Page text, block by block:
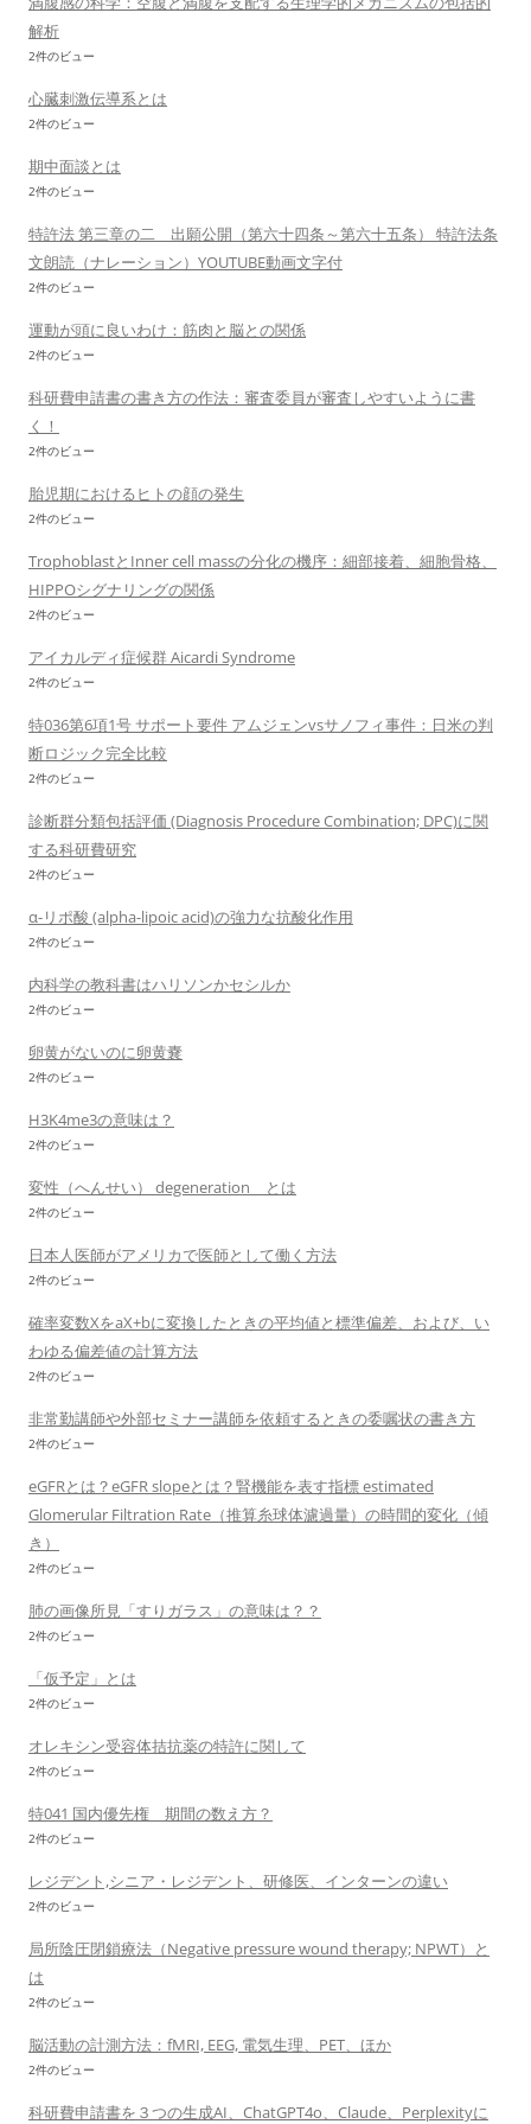
解析
2件のビュー
心臓刺激伝導系とは
2件のビュー
期中面談とは
2件のビュー
特許法 第三章の二 出願公開（第六十四条～第六十五条） 特許法条
文朗読（ナレーション）YOUTUBE動画文字付
2件のビュー
運動が頭に良いわけ：筋肉と脳との関係
2件のビュー
科研費申請書の書き方の作法：審査委員が審査しやすいように書
く！
2件のビュー
胎児期におけるヒトの顔の発生
2件のビュー
TrophoblastとInner cell massの分化の機序：細部接着、細胞骨格、
HIPPOシグナリングの関係
2件のビュー
アイカルディ症候群 Aicardi Syndrome
2件のビュー
特036第6項1号 サポート要件 アムジェンvsサノフィ事件：日米の判
断ロジック完全比較
2件のビュー
診断群分類包括評価 (Diagnosis Procedure Combination; DPC)に関
する科研費研究
2件のビュー
α-リポ酸 (alpha-lipoic acid)の強力な抗酸化作用
2件のビュー
内科学の教科書はハリソンかセシルか
2件のビュー
卵黄がないのに卵黄嚢
2件のビュー
H3K4me3の意味は？
2件のビュー
変性（へんせい） degeneration とは
2件のビュー
日本人医師がアメリカで医師として働く方法
2件のビュー
確率変数XをaX+bに変換したときの平均値と標準偏差、および、い
わゆる偏差値の計算方法
2件のビュー
非常勤講師や外部セミナー講師を依頼するときの委嘱状の書き方
2件のビュー
eGFRとは？eGFR slopeとは？腎機能を表す指標 estimated
Glomerular Filtration Rate（推算糸球体濾過量）の時間的変化（傾
き）
2件のビュー
肺の画像所見「すりガラス」の意味は？？
2件のビュー
「仮予定」とは
2件のビュー
オレキシン受容体拮抗薬の特許に関して
2件のビュー
特041 国内優先権 期間の数え方？
2件のビュー
レジデント,シニア・レジデント、研修医、インターンの違い
2件のビュー
局所陰圧閉鎖療法（Negative pressure wound therapy; NPWT）と
は
2件のビュー
脳活動の計測方法：fMRI, EEG, 電気生理、PET、ほか
2件のビュー
科研費申請書を３つの生成AI、ChatGPT4o、Claude、Perplexityに